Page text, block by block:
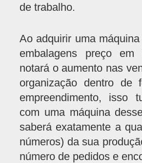
de trabalho.
Ao adquirir uma
embalagens preço em
notará o aumento nas
organização dentro de
empreendimento, isso
com uma máquina
saberá exatamente a
números) da sua
número de pedidos e